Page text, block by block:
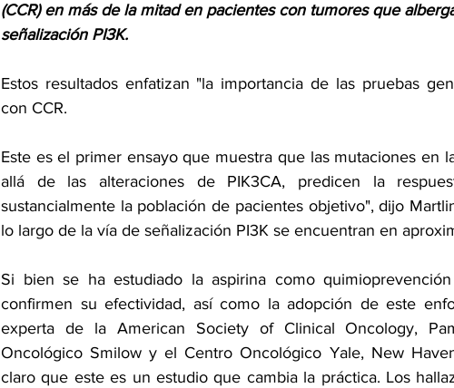
(CCR) en más de la mitad en pacientes con tumores que
señalización PI3K.
Estos resultados enfatizan "la importancia de las pruebas
con CCR.
Este es el primer ensayo que muestra que las mutaciones en
allá de las alteraciones de PIK3CA, predicen la
sustancialmente la población de pacientes objetivo", dijo
lo largo de la vía de señalización PI3K se encuentran en
Si bien se ha estudiado la aspirina como
confirmen su efectividad, así como la adopción de este
experta de la American Society of Clinical Oncology,
Oncológico Smilow y el Centro Oncológico Yale, New
claro que este es un estudio que cambia la práctica. Los